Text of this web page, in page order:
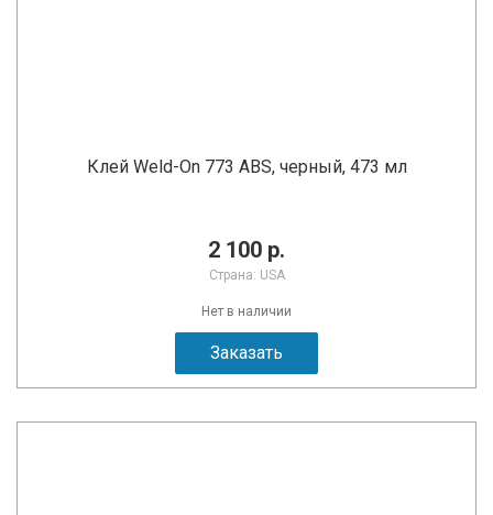
Клей Weld-On 773 ABS, черный, 473 мл
2 100 р.
Страна: USA
Нет в наличии
Заказать